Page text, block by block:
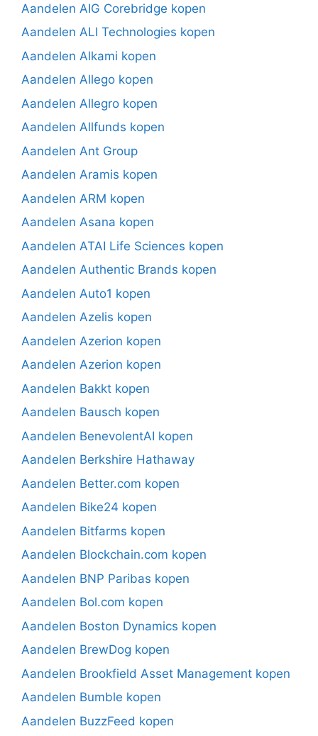
Aandelen AIG Corebridge kopen
Aandelen ALI Technologies kopen
Aandelen Alkami kopen
Aandelen Allego kopen
Aandelen Allegro kopen
Aandelen Allfunds kopen
Aandelen Ant Group
Aandelen Aramis kopen
Aandelen ARM kopen
Aandelen Asana kopen
Aandelen ATAI Life Sciences kopen
Aandelen Authentic Brands kopen
Aandelen Auto1 kopen
Aandelen Azelis kopen
Aandelen Azerion kopen
Aandelen Azerion kopen
Aandelen Bakkt kopen
Aandelen Bausch kopen
Aandelen BenevolentAI kopen
Aandelen Berkshire Hathaway
Aandelen Better.com kopen
Aandelen Bike24 kopen
Aandelen Bitfarms kopen
Aandelen Blockchain.com kopen
Aandelen BNP Paribas kopen
Aandelen Bol.com kopen
Aandelen Boston Dynamics kopen
Aandelen BrewDog kopen
Aandelen Brookfield Asset Management kopen
Aandelen Bumble kopen
Aandelen BuzzFeed kopen